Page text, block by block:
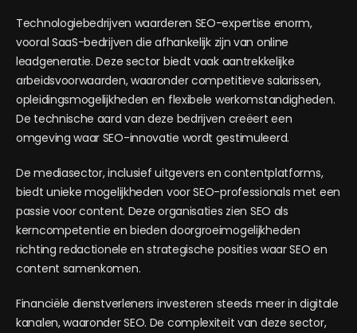
Technologiebedrijven waarderen SEO-expertise enorm,
vooral SaaS-bedrijven die afhankelijk zijn van online
leadgeneratie. Deze sector biedt vaak aantrekkelijke
arbeidsvoorwaarden, waaronder competitieve salarissen,
opleidingsmogelijkheden en flexibele werkomstandigheden.
De technische aard van deze bedrijven creëert een
omgeving waar SEO-innovatie wordt gestimuleerd.
De mediasector, inclusief uitgevers en contentplatforms,
biedt unieke mogelijkheden voor SEO-professionals met een
passie voor content. Deze organisaties zien SEO als
kerncompetentie en bieden doorgroeimogelijkheden
richting redactionele en strategische posities waar SEO en
content samenkomen.
Financiële dienstverleners investeren steeds meer in digitale
kanalen, waaronder SEO. De complexiteit van deze sector,